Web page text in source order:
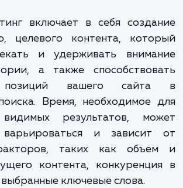
по качеству. Мы гарантируем
учитывая высокий уровень
наших специалистов и
контента.
– обеспечить вам максимальную
вложенного рубля. Мы предлагаем
включают в себя составление
текстов для сайта, написание
блогов, создание описаний